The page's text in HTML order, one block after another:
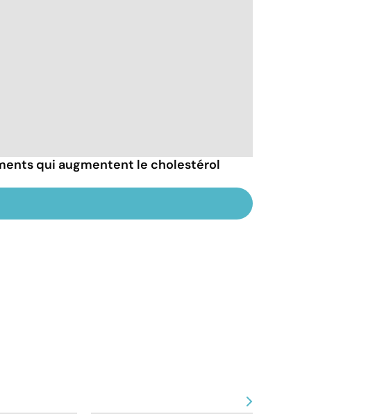
qui augmentent le cholestérol